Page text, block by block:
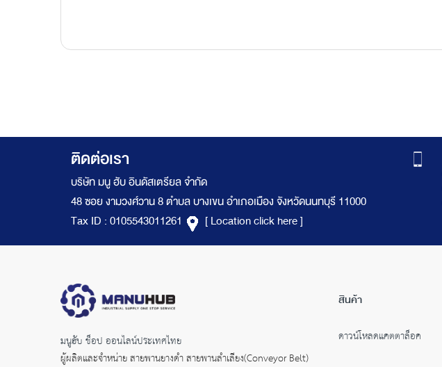
ติดต่อเรา
บริษัท มนู ฮับ อินดัสเตรียล จำกัด
48 ซอย งามวงศ์วาน 8 ตำบล บางเขน อำเภอเมือง จังหวัดนนทบุรี 11000
Tax ID : 0105543011261
[ Location click here ]
มนูฮับ ช็อป ออนไลน์ประเทศไทย
ผู้ผลิตและจำหน่ายสายพานยางดำสายพานลำเลียง(Conveyor Belt)
สินค้า
ดาวน์โหลดแคตตาล็อค